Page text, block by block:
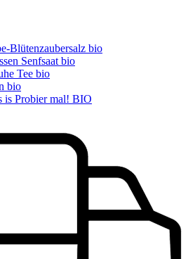
Blütenzaubersalz bio
Senfsaat bio
Tee bio
bio
is Probier mal! BIO